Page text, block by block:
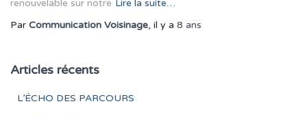
renouvelable sur notre Lire la suite…
Par Communication Voisinage, il y a 8 ans
Articles récents
L’ÉCHO DES PARCOURS